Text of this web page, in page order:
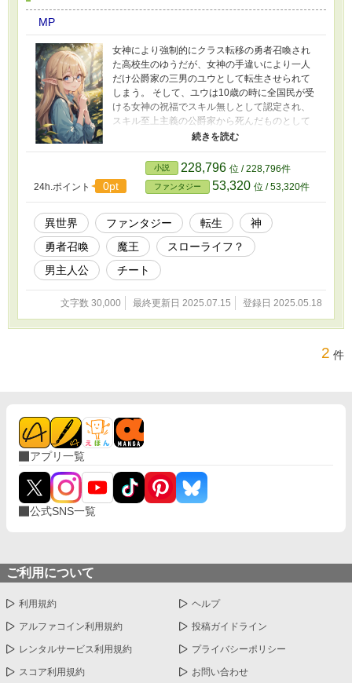
MP
女神により強制的にクラス転移の勇者召喚され
た高校生のゆうだが、女神の手違いにより一人
だけ公爵家の三男のユウとして転生させられて
しまう。 そして、ユウは10歳の時に全国民が受
ける女神の祝福でスキル無しとして認定され、
スキル至上主義の公爵家から死んだものとして
魔の森に捨てられてしまう。 捨てられたユウは
き延び、魔の森でたくましく生きていく。 その
後、ある事件をきっかけにユウは街には戻らず
魔の森でスローライフを目指す事にした。
24h.ポイント 0pt
小説 228,796 位 / 228,796件
ファンタジー 53,320 位 / 53,320件
異世界 ファンタジー 転生
神
勇者召喚
魔王
スローライフ？
男主人公
チート
文字数 30,000 最終更新日 2025.07.15 登録日 2025.05.18
2 件
アプリ一覧
公式SNS一覧
ご利用について
利用規約 ヘルプ
アルファコイン利用規約 投稿ガイドライン
レンタルサービス利用規約 プライバシーポリシー
スコア利用規約 お問い合わせ